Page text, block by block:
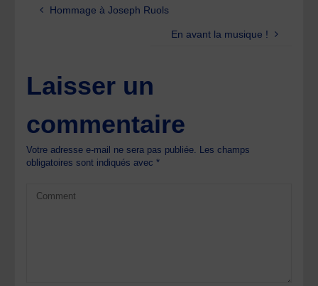
Hommage à Joseph Ruols
En avant la musique !
Laisser un
commentaire
Votre adresse e-mail ne sera pas publiée. Les champs
obligatoires sont indiqués avec*